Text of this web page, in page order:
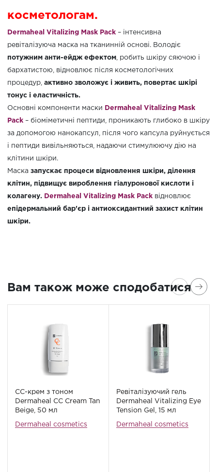
косметологам.
Dermaheal Vitalizing Mask Pack – інтенсивна
ревіталізуюча маска на тканинній основі. Володіє
потужним анти-ейдж ефектом , робить шкіру сяючою і
бархатистою, відновлює після косметологічних
процедур, активно зволожує і живить, повертає шкірі
тонус і еластичність.
Основні компоненти маски Dermaheal Vitalizing Mask
Pack – біоміметичні пептиди, проникають глибоко в шкіру
за допомогою нанокапсул, після чого капсула руйнується
і пептиди вивільняються, надаючи стимулюючу дію на
клітини шкіри.
Маска запускає процеси відновлення шкіри, ділення
клітин, підвищує вироблення гіалуронової кислоти і
колагену. Dermaheal Vitalizing Mask Pack відновлює
епідермальний бар'єр і антиоксидантний захист клітин
шкіри.
Вам також може сподобатися
СС-крем з тоном
Dermaheal СС Cream Tan
Beige, 50 мл
Dermaheal cosmetics
Ревіталізуючий гель
Dermaheal Vitalizing Eye
Tension Gel, 15 мл
Dermaheal cosmetics